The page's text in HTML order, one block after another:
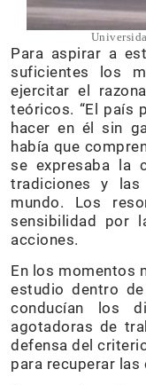
Para aspirar a
suficientes los
ejercitar el
teóricos. “El país
hacer en él sin
había que
se expresaba la
tradiciones y las
mundo. Los
sensibilidad por
acciones.
En los momentos
estudio dentro
conducían los
agotadoras de
defensa del
para recuperar las